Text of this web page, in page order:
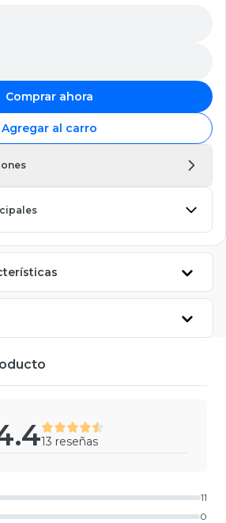
Comprar ahora
Agregar al carro
13 reseñas
11
0